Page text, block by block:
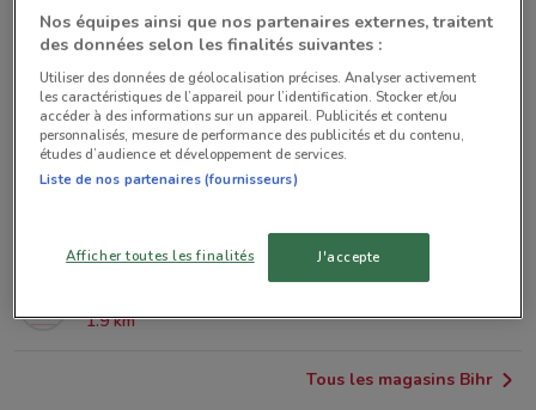
44 RUE TURBIGO Paris
149 RUE MONTMARTRE Paris
1.2 km
1.9 km
Tous les magasins Bihr
Nos équipes ainsi que nos partenaires externes, traitent
des données selon les finalités suivantes :
Utiliser des données de géolocalisation précises. Analyser activement
les caractéristiques de l’appareil pour l’identification. Stocker et/ou
accéder à des informations sur un appareil. Publicités et contenu
personnalisés, mesure de performance des publicités et du contenu,
études d’audience et développement de services.
Liste de nos partenaires (fournisseurs)
Afficher toutes les finalités J'accepte